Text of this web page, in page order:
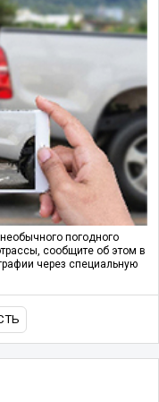
погодного
сообщите об этом в
через специальную